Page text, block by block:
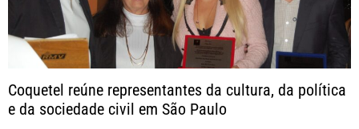
ç
ã
o
Coquetel reúne representantes da cultura, da política
e da sociedade civil em São Paulo